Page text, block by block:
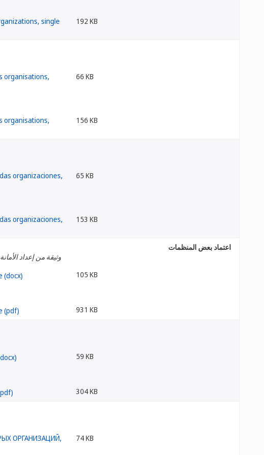
192 KB
66 KB
156 KB
65 KB
153 KB
اعتماد بعض المنظمات
وثيقة من إعداد الأمانة
105 KB
931 KB
59 KB
304 KB
74 KB